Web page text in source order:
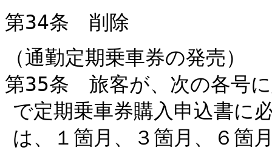
第34条 削除
（通勤定期乗車券の発売）
第35条 旅客が、次の各号
で定期乗車券購入申込書に
は、１箇月、３箇月、６箇